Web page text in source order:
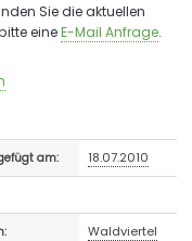
Sie die aktuellen
eineE-Mail Anfrage.
am: 18.07.2010
Waldviertel